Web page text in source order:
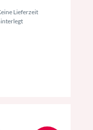
Lieferzeit
ggf. zzgl. Versand
ggf. zzgl. Versand